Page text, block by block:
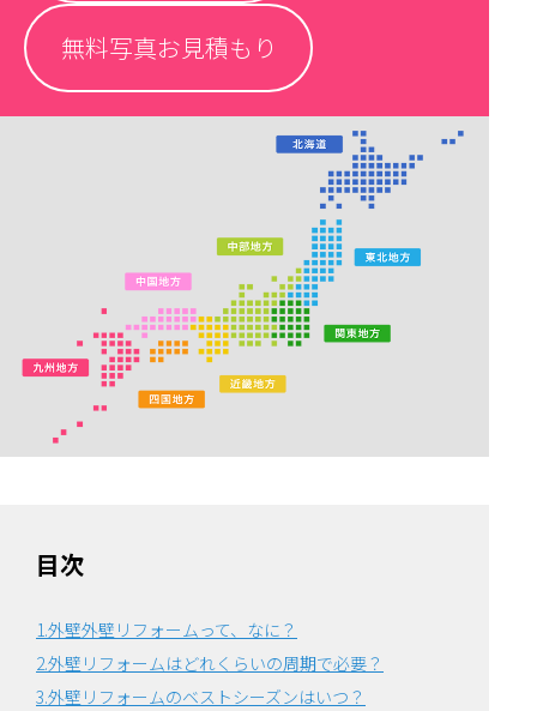
無料写真お見積もり
目次
1.外壁外壁リフォームって、なに？
2.外壁リフォームはどれくらいの周期で必要？
3.外壁リフォームのベストシーズンはいつ？